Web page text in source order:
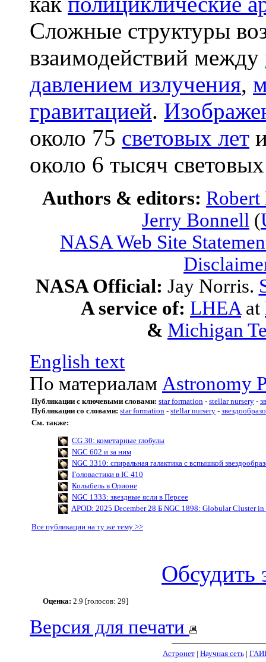
Сложные структуры
взаимодействий между
давлением излучения,
гравитацией.
около 75 световых лет
около 6 тысяч
Authors & editors:
Jerry Bonnell (
NASA Web Site
NASA Official: Jay Norris.
A service of: LHEA at
& Michigan
English text
По материалам Astronomy
Публикации с ключевыми словами: star formation - stellar nursery -
Публикации со словами: star formation - stellar nursery -
См. также:
CG 30: кометарные глобулы
NGC 602 и за ним
NGC 3310: спиральная галактика с вспышкой
Головастики в IC 410
Колыбель в Орионе
NGC 1333: звездные ясли в Персее
APOD: 2025 December 28 Б NGC 1898: Globular Cluster
Все публикации на ту же тему >>
Обсудить
Оценка: 2.9 [голосов: 29]
Версия для печати
Астронет| Научная сеть|